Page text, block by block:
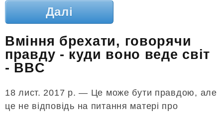
Далі
Вміння брехати, говорячи
правду - куди воно веде світ
- BBC
18 лист. 2017 р. — Це може бути правдою, але
це не відповідь на питання матері про